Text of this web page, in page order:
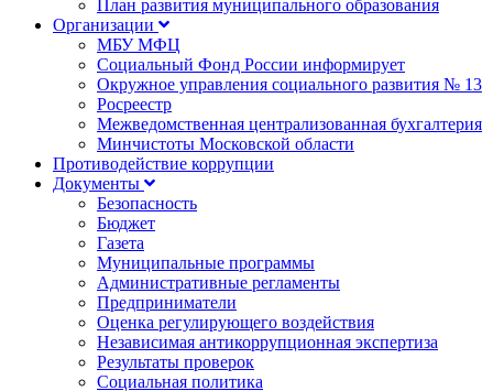
План развития муниципального образования
Организации
МБУ МФЦ
Социальный Фонд России информирует
Окружное управления социального развития № 13
Росреестр
Межведомственная централизованная бухгалтерия
Минчистоты Московской области
Противодействие коррупции
Документы
Безопасность
Бюджет
Газета
Муниципальные программы
Административные регламенты
Предприниматели
Оценка регулирующего воздействия
Независимая антикоррупционная экспертиза
Результаты проверок
Социальная политика